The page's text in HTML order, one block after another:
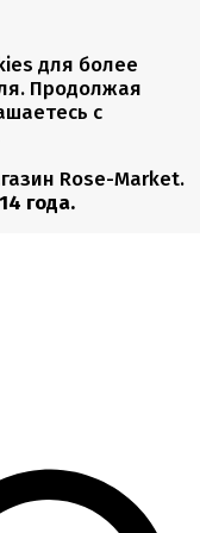
для более
Продолжая
с
Rose-Market.
года.